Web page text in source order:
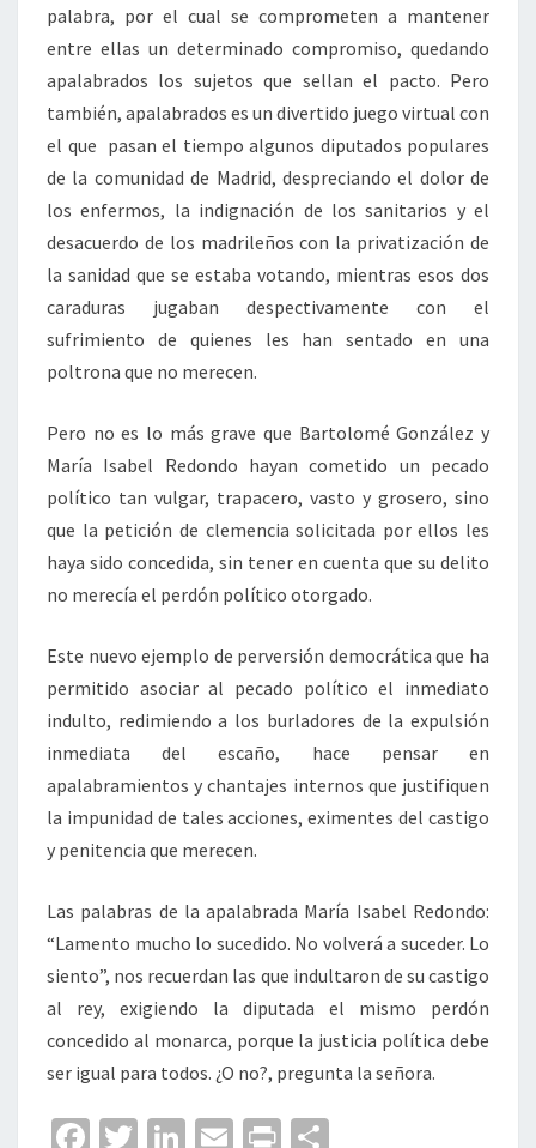
palabra, por el cual se comprometen a mantener
entre ellas un determinado compromiso, quedando
apalabrados los sujetos que sellan el pacto. Pero
también, apalabrados es un divertido juego virtual con
el que pasan el tiempo algunos diputados populares
de la comunidad de Madrid, despreciando el dolor de
los enfermos, la indignación de los sanitarios y el
desacuerdo de los madrileños con la privatización de
la sanidad que se estaba votando, mientras esos dos
caraduras jugaban despectivamente con el
sufrimiento de quienes les han sentado en una
poltrona que no merecen.
Pero no es lo más grave que Bartolomé González y
María Isabel Redondo hayan cometido un pecado
político tan vulgar, trapacero, vasto y grosero, sino
que la petición de clemencia solicitada por ellos les
haya sido concedida, sin tener en cuenta que su delito
no merecía el perdón político otorgado.
Este nuevo ejemplo de perversión democrática que ha
permitido asociar al pecado político el inmediato
indulto, redimiendo a los burladores de la expulsión
inmediata del escaño, hace pensar en
apalabramientos y chantajes internos que justifiquen
la impunidad de tales acciones, eximentes del castigo
y penitencia que merecen.
Las palabras de la apalabrada María Isabel Redondo:
“Lamento mucho lo sucedido. No volverá a suceder. Lo
siento”, nos recuerdan las que indultaron de su castigo
al rey, exigiendo la diputada el mismo perdón
concedido al monarca, porque la justicia política debe
ser igual para todos. ¿O no?, pregunta la señora.
Fa T
Li
E
Pr